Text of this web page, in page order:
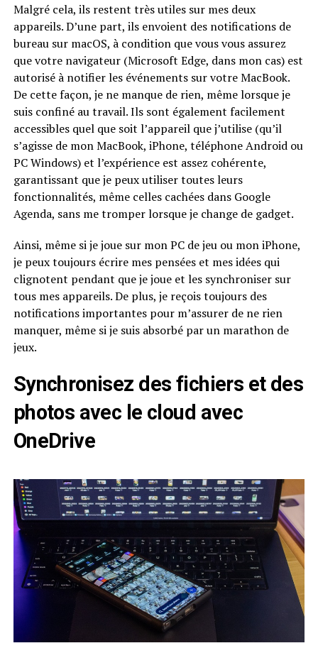
Malgré cela, ils restent très utiles sur mes deux
appareils. D’une part, ils envoient des notifications de
bureau sur macOS, à condition que vous vous assurez
que votre navigateur (Microsoft Edge, dans mon cas) est
autorisé à notifier les événements sur votre MacBook.
De cette façon, je ne manque de rien, même lorsque je
suis confiné au travail. Ils sont également facilement
accessibles quel que soit l’appareil que j’utilise (qu’il
s’agisse de mon MacBook, iPhone, téléphone Android ou
PC Windows) et l’expérience est assez cohérente,
garantissant que je peux utiliser toutes leurs
fonctionnalités, même celles cachées dans Google
Agenda, sans me tromper lorsque je change de gadget.
Ainsi, même si je joue sur mon PC de jeu ou mon iPhone,
je peux toujours écrire mes pensées et mes idées qui
clignotent pendant que je joue et les synchroniser sur
tous mes appareils. De plus, je reçois toujours des
notifications importantes pour m’assurer de ne rien
manquer, même si je suis absorbé par un marathon de
jeux.
Synchronisez des fichiers et des
photos avec le cloud avec
OneDrive